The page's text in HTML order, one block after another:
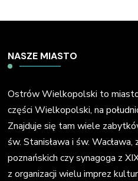
NASZE MIASTO
Ostrów Wielkopolski to
części Wielkopolski, na
Znajduje się tam wiele
św. Stanisława i św.
poznańskich czy synagoga z
z organizacji wielu imprez